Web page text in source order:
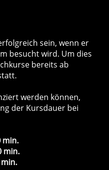
sein, wenn er
besucht wird. Um dies
bereits ab
werden können,
der Kursdauer bei
min.